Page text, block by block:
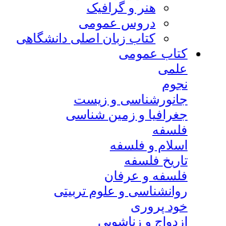
هنر و گرافیک
دروس عمومی
کتاب زبان اصلی دانشگاهی
کتاب عمومی
علمی
نجوم
جانورشناسی و زیست
جغرافیا و زمین شناسی
فلسفه
اسلام و فلسفه
تاریخ فلسفه
فلسفه و عرفان
روانشناسی و علوم تربیتی
خود پروری
ازدواج و زناشویی